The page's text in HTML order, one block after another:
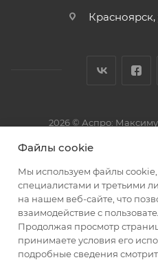
2026 © Аспро:
Файлы cookie
Мы используем файлы
специалистами и третьими
на нашем веб-сайте, что
взаимодействие с
Продолжая просмотр
принимаете условия его
подробные сведения